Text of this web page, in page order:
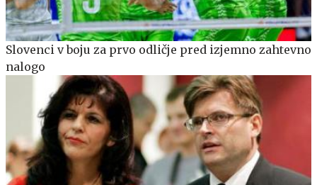
Slovenci v boju za prvo odličje pred izjemno zahtevno
nalogo